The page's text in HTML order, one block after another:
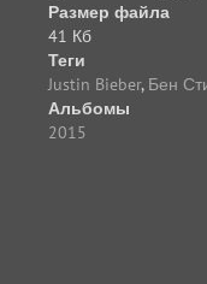
Размер файла
41 Кб
Теги
Justin Bieber, Бен
Альбомы
2015